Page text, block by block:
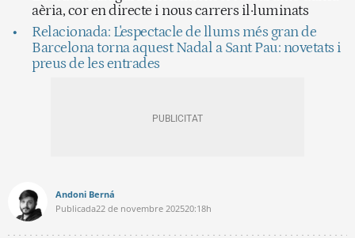
aèria, cor en directe i nous carrers il·luminats
Relacionada: L'espectacle de llums més gran de
Barcelona torna aquest Nadal a Sant Pau: novetats i
preus de les entrades
Andoni Berná
Publicada22 de novembre 202520:18h